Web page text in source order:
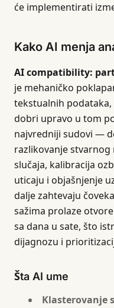
će implementirati
Kako AI menja
AI compatibility:
je mehaničko
tekstualnih podataka,
dobri upravo u tom
najvredniji sudovi —
razlikovanje
slučaja, kalibracija
uticaju i objašnjenje
dalje zahtevaju
sažima prolaze
sa dana u sate, što
dijagnozu i
Šta AI ume
Klasterovanje